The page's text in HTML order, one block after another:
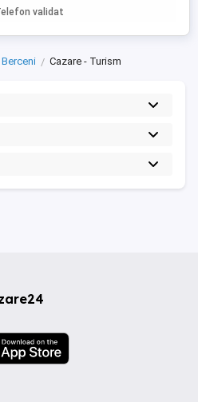
validat
Berceni Cazare - Turism